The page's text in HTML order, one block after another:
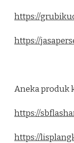
https://
https://
Aneka produk
https://
https://